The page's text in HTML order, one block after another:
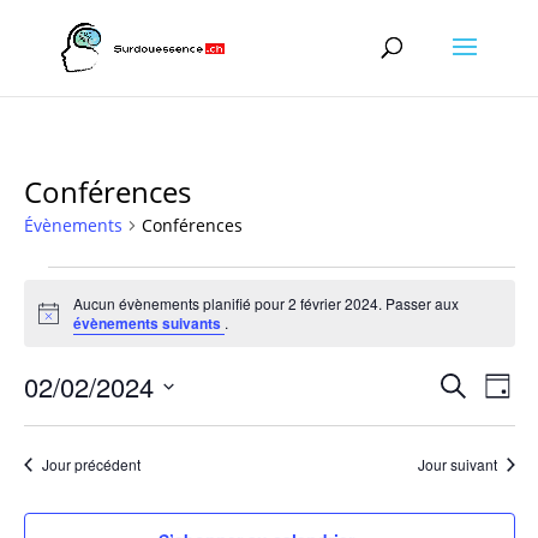
Conférences
Évènements Conférences
Évènements
for
février
2024
Notice
Aucun évènements planifié pour 2 février 2024. Passer aux
évènements suivants .
et
de
vues
Recherche
de
Jour
02/02/2024
date.Jour précédent Jour suivant